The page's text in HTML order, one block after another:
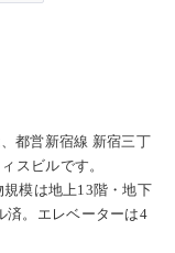
都営新宿線 新宿三丁
スビルです。
模は地上13階・地下
済。エレベーターは4